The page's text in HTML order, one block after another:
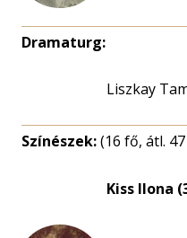
Dramaturg:
Liszkay
Színészek:(16 fő, átl.
Kiss Ilona